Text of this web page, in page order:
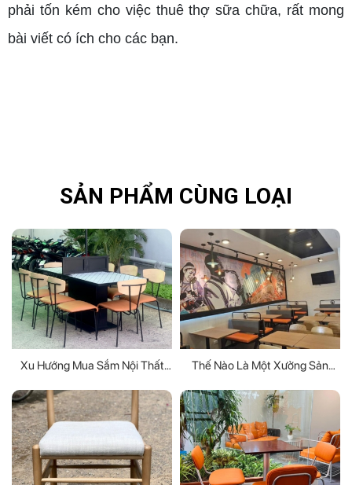
phải tốn kém cho việc thuê thợ sữa chữa, rất mong
bài viết có ích cho các bạn.
SẢN PHẨM CÙNG LOẠI
Xu Hướng Mua Sắm Nội Thất
Thế Nào Là Một Xưởng Sản
Đáng Tin Cậy?